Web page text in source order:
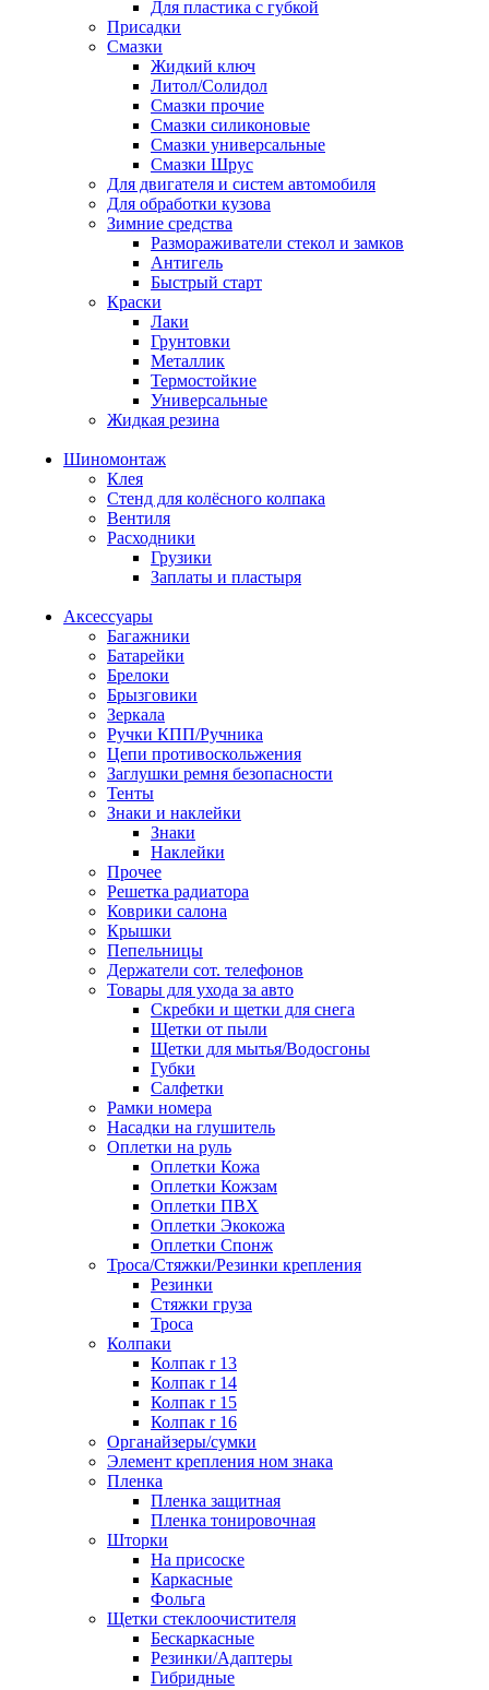
Для пластика с губкой
Присадки
Смазки
Жидкий ключ
Литол/Солидол
Смазки прочие
Смазки силиконовые
Смазки универсальные
Смазки Шрус
Для двигателя и систем автомобиля
Для обработки кузова
Зимние средства
Размораживатели стекол и замков
Антигель
Быстрый старт
Краски
Лаки
Грунтовки
Металлик
Термостойкие
Универсальные
Жидкая резина
Шиномонтаж
Клея
Стенд для колёсного колпака
Вентиля
Расходники
Грузики
Заплаты и пластыря
Аксессуары
Багажники
Батарейки
Брелоки
Брызговики
Зеркала
Ручки КПП/Ручника
Цепи противоскольжения
Заглушки ремня безопасности
Тенты
Знаки и наклейки
Знаки
Наклейки
Прочее
Решетка радиатора
Коврики салона
Крышки
Пепельницы
Держатели сот. телефонов
Товары для ухода за авто
Скребки и щетки для снега
Щетки от пыли
Щетки для мытья/Водосгоны
Губки
Салфетки
Рамки номера
Насадки на глушитель
Оплетки на руль
Оплетки Кожа
Оплетки Кожзам
Оплетки ПВХ
Оплетки Экокожа
Оплетки Спонж
Троса/Стяжки/Резинки крепления
Резинки
Стяжки груза
Троса
Колпаки
Колпак r 13
Колпак r 14
Колпак r 15
Колпак r 16
Органайзеры/сумки
Элемент крепления ном знака
Пленка
Пленка защитная
Пленка тонировочная
Шторки
На присоске
Каркасные
Фольга
Щетки стеклоочистителя
Бескаркасные
Резинки/Адаптеры
Гибридные